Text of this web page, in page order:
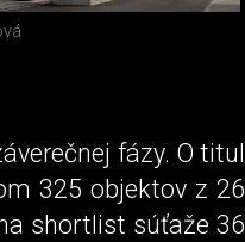
fázy. O titul
325 objektov z 26
shortlist súťaže 36